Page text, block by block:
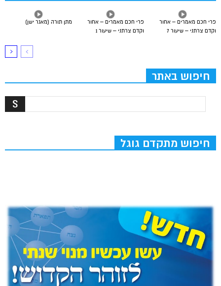
מתן תורה (מאגר ישן)
פרי חכם מאמרים – אחור
וקדם צרתני – שיעור 1
פרי חכם מאמרים – אחור
וקדם צרתני – שיעור 7
חיפוש באתר
חיפוש מתקדם גוגל